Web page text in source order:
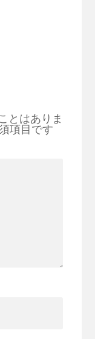
とはありま
項目です